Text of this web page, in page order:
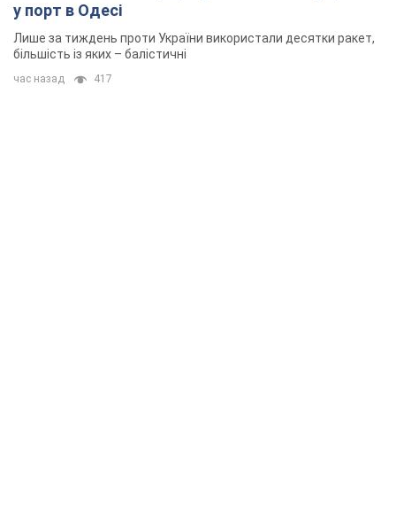
у порт в Одесі
Лише за тиждень проти України використали десятки ракет,
більшість із яких – балістичні
час назад 417